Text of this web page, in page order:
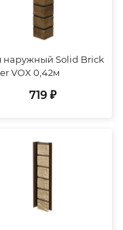
наружный Solid Brick
VOX 0,42м
719 ₽